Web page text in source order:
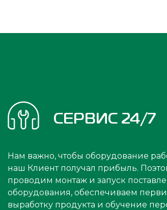
СЕРВИС 24/7
Нам важно, чтобы оборудование
наш Клиент получал прибыль.
проводим монтаж и запуск
оборудования, обеспечиваем
выработку продукта и обучение